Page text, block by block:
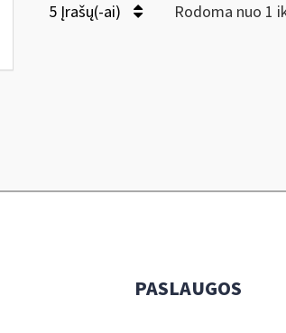
5 Įrašų(-ai) Rodoma nuo 1
PASLAUGOS